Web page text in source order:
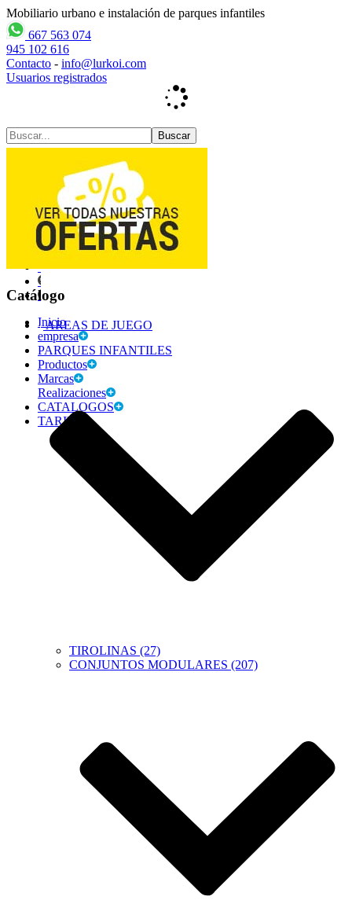
Mobiliario urbano e instalación de parques infantiles
667 563 074
945 102 616
Contacto - info@lurkoi.com
Usuarios registrados
Mapa web
Inicio
empresa
PARQUES INFANTILES
Productos
Marcas
Realizaciones
CATALOGOS
TARIFAS
Catálogo
AREAS DE JUEGO
TIROLINAS (27)
CONJUNTOS MODULARES (207)